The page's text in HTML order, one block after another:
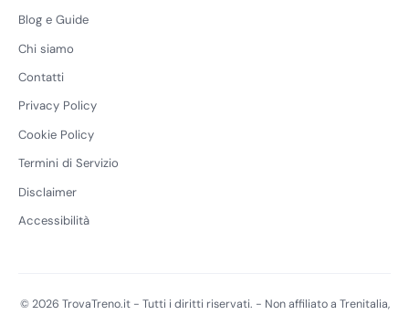
Blog e Guide
Chi siamo
Contatti
Privacy Policy
Cookie Policy
Termini di Servizio
Disclaimer
Accessibilità
© 2026 TrovaTreno.it - Tutti i diritti riservati. - Non affiliato a Trenitalia,